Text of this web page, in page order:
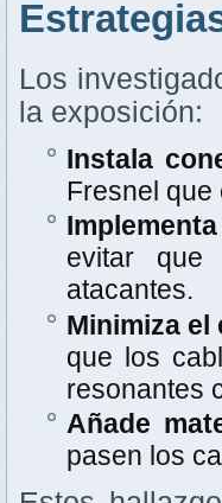
Los
la exposición:
Instala
Fresnel que
evitar que
atacantes.
Minimiza el
que los
resonantes
Añade
pasen los